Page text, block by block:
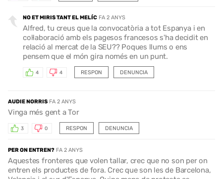
NO ET MIRIS TANT EL MELÍC FA 2 ANYS
Alfred, tu creus que la convocatòria a tot Espanya i en
col·laboració amb els pagesos francesos s'ha decidit en
relació al mercat de la SEU?? Poques llums o ens
pensem que el món gira només en un punt.
RESPON
4 4 DENUNCIA
AUDIE NORRIS FA 2 ANYS
Vinga més gent a Tor
RESPON
3 0 DENUNCIA
PER ON ENTREN? FA 2 ANYS
Aquestes fronteres que volen tallar, crec que no son per on
entren els productes de fora. Crec que son les de Barcelona,